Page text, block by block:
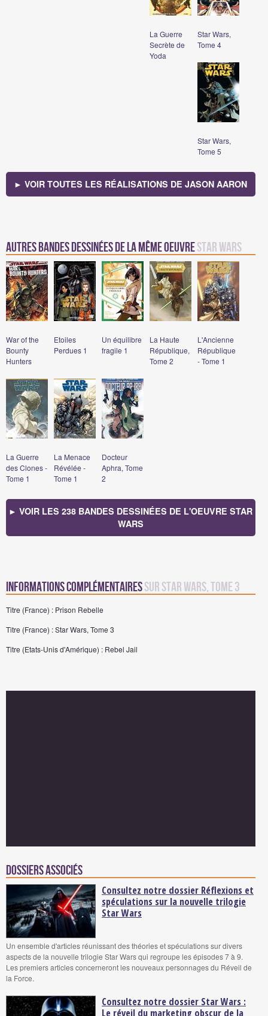
La Guerre
Secrète de
Yoda
Star Wars,
Tome 4
Star Wars,
Tome 5
► VOIR TOUTES LES RÉALISATIONS DE JASON AARON
Autres bandes dessinées de la même oeuvreStar Wars
War of the
Bounty
Hunters
Etoiles
Perdues 1
Un équilibre
fragile 1
La Haute
République,
Tome 2
L'Ancienne
République
- Tome 1
La Guerre
des Clones -
Tome 1
La Menace
Révélée -
Tome 1
Docteur
Aphra, Tome
2
► VOIR LES 238 BANDES DESSINÉES DE L'OEUVRE STAR
WARS
Informations complémentairessur Star Wars, Tome 3
Titre (France) : Prison Rebelle
Titre (France) : Star Wars, Tome 3
Titre (Etats-Unis d'Amérique) : Rebel Jail
Dossiers associés
Consultez notre dossier Réflexions et
spéculations sur la nouvelle trilogie
Star Wars
Un ensemble d'articles réunissant des théories et spéculations sur divers
aspects de la nouvelle trilogie Star Wars qui regroupe les épisodes 7 à 9.
Les premiers articles concerneront les nouveaux personnages du Réveil de
la Force.
Consultez notre dossier Star Wars :
Le réveil du marketing obscur de la